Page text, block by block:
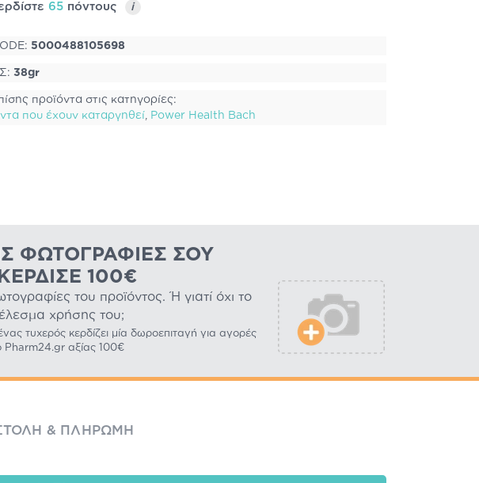
65 πόντους i
5000488105698
38gr
προϊόντα στις κατηγορίες:
που έχουν καταργηθεί, Power Health Bach
ΦΩΤΟΓΡΑΦΊΕΣ ΣΟΥ
100€
του προϊόντος. Ή γιατί όχι το
χρήσης του;
τυχερός κερδίζει μία δωροεπιταγή για αγορές
Pharm24.gr αξίας 100€
& ΠΛΗΡΩΜΉ